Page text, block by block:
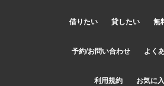
借りたい 貸したい 無
予約/お問い合わせ よく
利用規約 お気に